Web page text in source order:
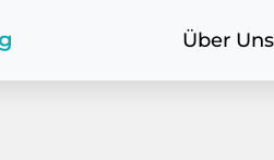
Über Uns